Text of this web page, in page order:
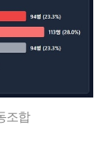
조합